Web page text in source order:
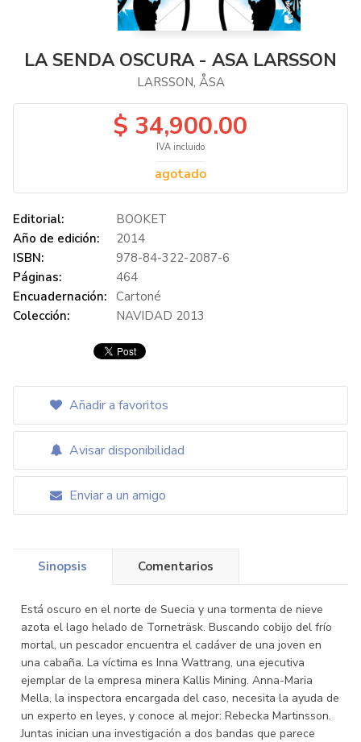
LA SENDA OSCURA - ASA LARSSON
LARSSON, ÅSA
$ 34,900.00
IVA incluido
agotado
Editorial:
BOOKET
Año de edición:
2014
ISBN:
978-84-322-2087-6
Páginas:
464
Encuadernación: Cartoné
Colección:
NAVIDAD 2013
Añadir a favoritos
Avisar disponibilidad
Enviar a un amigo
Sinopsis Comentarios
Está oscuro en el norte de Suecia y una tormenta de nieve
azota el lago helado de Torneträsk. Buscando cobijo del frío
mortal, un pescador encuentra el cadáver de una joven en
una cabaña. La víctima es Inna Wattrang, una ejecutiva
ejemplar de la empresa minera Kallis Mining. Anna-Maria
Mella, la inspectora encargada del caso, necesita la ayuda de
un experto en leyes, y conoce al mejor: Rebecka Martinsson.
Juntas inician una investigación a dos bandas que parece